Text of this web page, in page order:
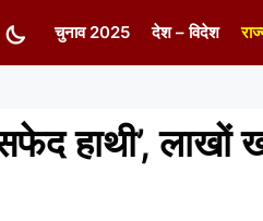
चुनाव 2025 देश – विदेश
हाथी’, लाखों